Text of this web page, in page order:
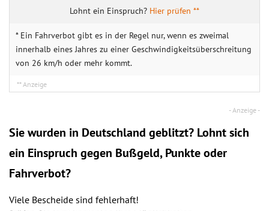
Hier prüfen **
* Ein Fahrverbot gibt es in der Regel nur, wenn es zweimal
innerhalb eines Jahres zu einer Geschwindigkeitsüberschreitung
von 26 km/h oder mehr kommt.
Sie wurden in Deutschland geblitzt? Lohnt sich
ein Einspruch gegen Bußgeld, Punkte oder
Fahrverbot?
Viele Bescheide sind fehlerhaft!